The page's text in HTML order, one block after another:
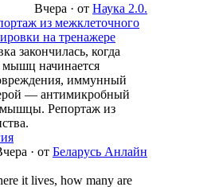
Вчера · от Наука 2.0.
из межклеточного
на тренажере
закончилась, когда
мышц начинается
иммунный
— антимикробный
мышцы. Репортаж из
· от Беларусь Анлайн
it lives, how many are